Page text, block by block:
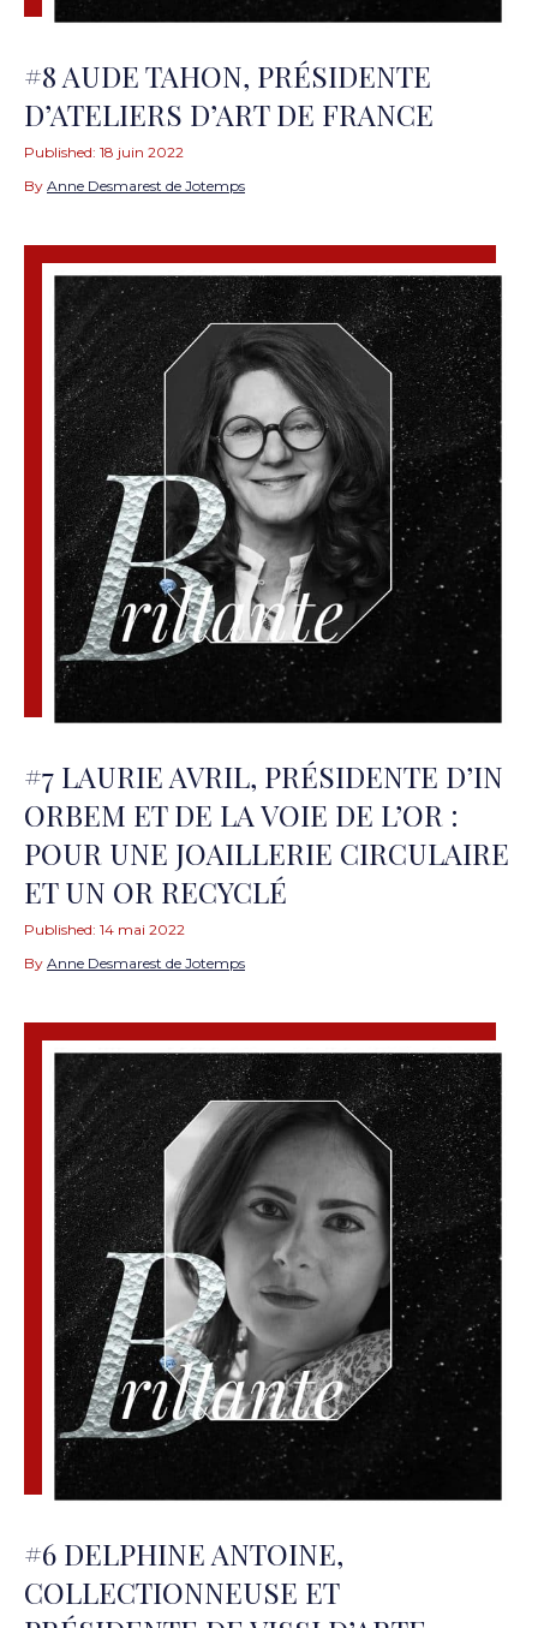
#8 AUDE TAHON, PRÉSIDENTE
D’ATELIERS D’ART DE FRANCE
Published: 18 juin 2022
By Anne Desmarest de Jotemps
#7 LAURIE AVRIL, PRÉSIDENTE D’IN
ORBEM ET DE LA VOIE DE L’OR :
POUR UNE JOAILLERIE CIRCULAIRE
ET UN OR RECYCLÉ
Published: 14 mai 2022
By Anne Desmarest de Jotemps
#6 DELPHINE ANTOINE,
COLLECTIONNEUSE ET